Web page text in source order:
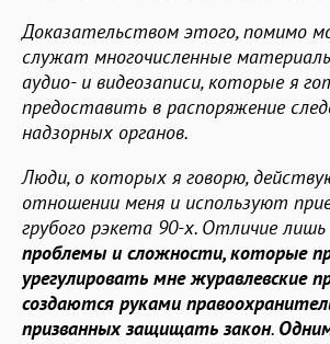
Доказательством этого, помимо
служат многочисленные
аудио- и видеозаписи, которые я
предоставить в распоряжение
надзорных органов.
Люди, о которых я говорю,
отношении меня и используют
грубого рэкета 90-х. Отличие
проблемы и сложности, которые
урегулировать мне журавлевские
создаются руками
призванных защищать закон.